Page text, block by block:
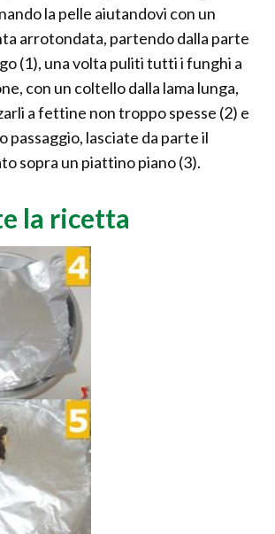
la pelle aiutandovi con un
arrotondata, partendo dalla parte
(1), una volta puliti tutti i funghi a
con un coltello dalla lama lunga,
a fettine non troppo spesse (2) e
passaggio, lasciate da parte il
sopra un piattino piano (3).
la ricetta